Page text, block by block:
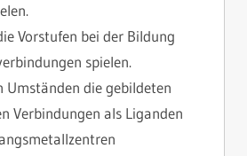
Vorstufen bei der Bildung
spielen.
Umständen die gebildeten
Verbindungen als Liganden